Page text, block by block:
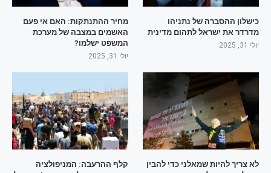
כישלון ההסברה של נתניהו
מדרדר את ישראל לתהום מדינית
יולי 31, 2025
מחיר ההתנתקות: האם אי פעם
האשמים במצבה של מערכת
המשפט ישלמו?
יולי 31, 2025
לא צריך להיות שמאלני כדי להבין
קלף ההרעבה: המניפולציה